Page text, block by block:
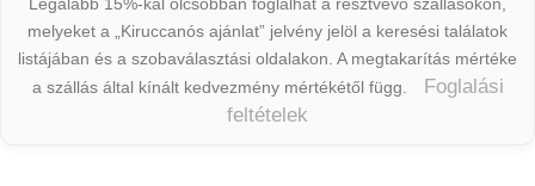
melyeket a „Kiruccanós ajánlat” jelvény jelöl a keresési találatok
listájában és a szobaválasztási oldalakon. A megtakarítás mértéke
a szállás által kínált kedvezmény mértékétől függ.
Foglalási
feltételek